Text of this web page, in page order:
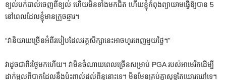
ខ្យល់បក់បាល់ចេញពីខ្យល់ ហើយមិនទាំងមកជិត ហើយខ្ញុំកំពុងព្យាយាមធ្វើឱ្យបាន 5
នៅពេលដែលខ្ញុំមានក្រូចឆ្មារ។
“វានិយាយច្រើនអំពីរបៀបដែលវគ្គសិក្សានេះអាចហូរពេញមួយថ្ងៃ។”
វា​ដូច​ជា​ពីរ​ថ្ងៃ​មក​ហើយ។ វាមិនចំណាយពេលច្រើនសម្រាប់ PGA របស់អាមេរិកដើម្បី
ដាក់ម្ជុលពិបាកដែលនឹងប៉ះពាល់ដល់ពិន្ទុនោះទេ។ មិនមែនគ្រប់គ្នាសុទ្ធតែឃោរឃៅទេ។